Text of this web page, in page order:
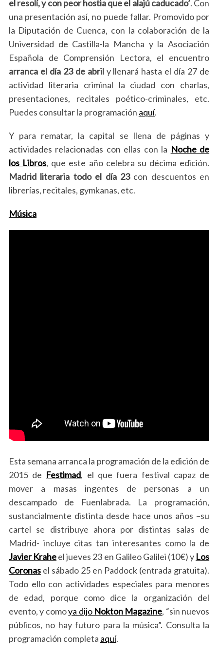
el resolí, y con peor hostia que el alajú caducado’. Con
una presentación así, no puede fallar. Promovido por
la Diputación de Cuenca, con la colaboración de la
Universidad de Castilla-la Mancha y la Asociación
Española de Comprensión Lectora, el encuentro
arranca el día 23 de abrily llenará hasta el día 27 de
actividad literaria criminal la ciudad con charlas,
presentaciones, recitales poético-criminales, etc.
Puedes consultar la programación aquí.
Y para rematar, la capital se llena de páginas y
actividades relacionadas con ellas con la Noche de
los Libros, que este año celebra su décima edición.
Madrid literaria todo el día 23con descuentos en
librerías, recitales, gymkanas, etc.
Música
Esta semana arranca la programación de la edición de
2015 de Festimad, el que fuera festival capaz de
mover a masas ingentes de personas a un
descampado de Fuenlabrada. La programación,
sustancialmente distinta desde hace unos años –su
cartel se distribuye ahora por distintas salas de
Madrid- incluye citas tan interesantes como la de
Javier Kraheel jueves 23 en Galileo Galilei (10€) y Los
Coronasel sábado 25 en Paddock (entrada gratuita).
Todo ello con actividades especiales para menores
de edad, porque como dice la organización del
evento, y comoya dijo Nokton Magazine, “sin nuevos
públicos, no hay futuro para la música”. Consulta la
programación completa aquí.